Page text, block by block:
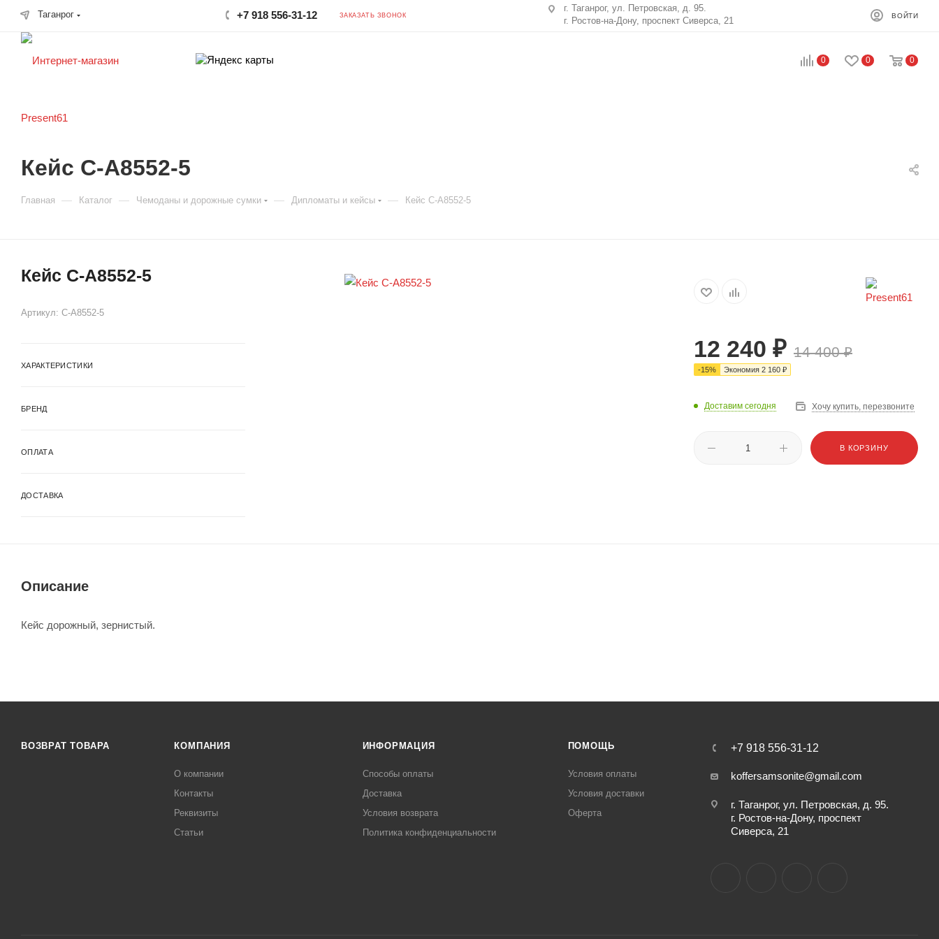
Таганрог +7 918 556-31-12 ЗАКАЗАТЬ ЗВОНОК
г. Таганрог, ул. Петровская, д. 95.
г. Ростов-на-Дону, проспект Сиверса, 21
ВОЙТИ
0 0 0
Кейс C-A8552-5
Главная — Каталог — Чемоданы и дорожные сумки — Дипломаты и кейсы — Кейс C-A8552-5
Кейс C-A8552-5
Артикул: C-A8552-5
ХАРАКТЕРИСТИКИ
БРЕНД
ОПЛАТА
ДОСТАВКА
12 240 ₽ 14 400₽
-15% Экономия 2 160 ₽
Доставим сегодня Хочу купить, перезвоните
В КОРЗИНУ
Описание
Кейс дорожный, зернистый.
ВОЗВРАТ ТОВАРА КОМПАНИЯ
О компании
Контакты
Реквизиты
Статьи
ИНФОРМАЦИЯ
Способы оплаты
Доставка
Условия возврата
Политика конфиденциальности
ПОМОЩЬ
Условия оплаты
Условия доставки
Оферта
+7 918 556-31-12
koffersamsonite@gmail.com
г. Таганрог, ул. Петровская, д. 95.
г. Ростов-на-Дону, проспект
Сиверса, 21